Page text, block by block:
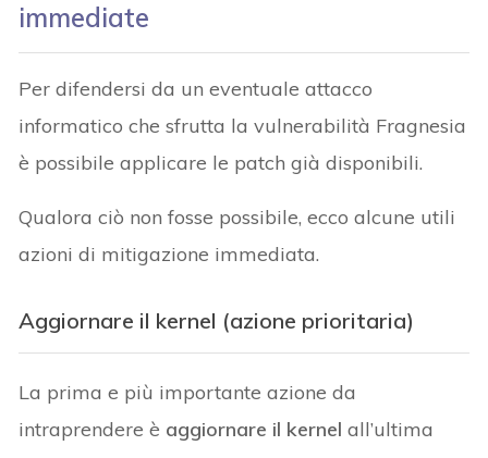
immediate
Per difendersi da un eventuale attacco
informatico che sfrutta la vulnerabilità Fragnesia
è possibile applicare le patch già disponibili.
Qualora ciò non fosse possibile, ecco alcune utili
azioni di mitigazione immediata.
Aggiornare il kernel (azione prioritaria)
La prima e più importante azione da
intraprendere è aggiornare il kernel all’ultima